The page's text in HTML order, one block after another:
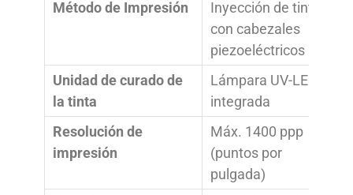
Método de Impresión
Inyección de tinta
con cabezales
piezoeléctricos
Unidad de curado de
la tinta
Lámpara UV-LED
integrada
Resolución de
impresión
Máx. 1400 ppp
(puntos por
pulgada)